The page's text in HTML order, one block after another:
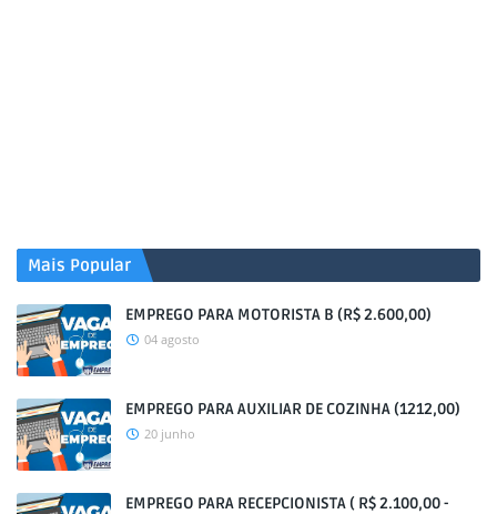
Mais Popular
EMPREGO PARA MOTORISTA B (R$ 2.600,00)
04 agosto
EMPREGO PARA AUXILIAR DE COZINHA (1212,00)
20 junho
EMPREGO PARA RECEPCIONISTA ( R$ 2.100,00 -